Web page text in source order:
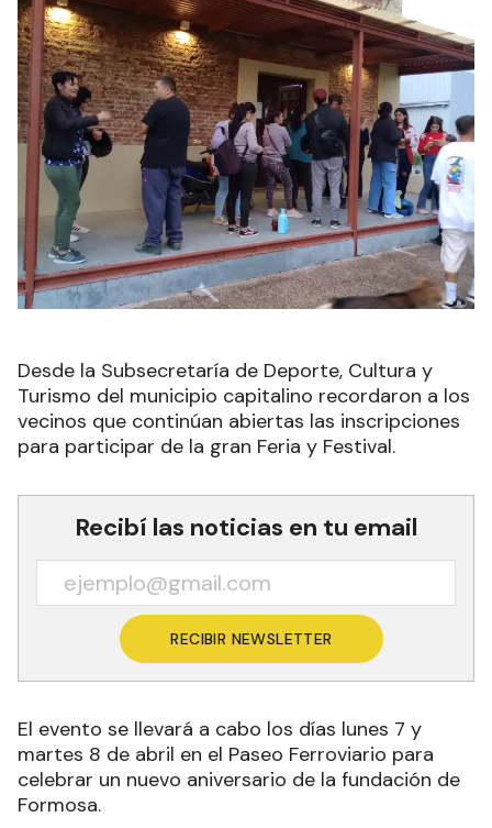
Desde la Subsecretaría de Deporte, Cultura y
Turismo del municipio capitalino recordaron a los
vecinos que continúan abiertas las inscripciones
para participar de la gran Feria y Festival.
Recibí las noticias en tu email
RECIBIR NEWSLETTER
El evento se llevará a cabo los días lunes 7 y
martes 8 de abril en el Paseo Ferroviario para
celebrar un nuevo aniversario de la fundación de
Formosa.